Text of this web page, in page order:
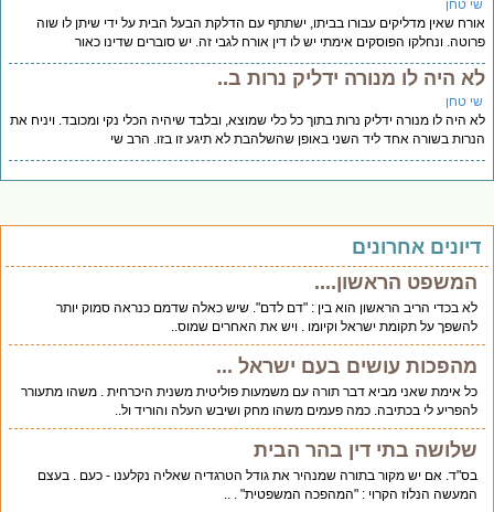
טחן
שאין מדליקים עבורו בביתו, ישתתף עם הדלקת הבעל הבית על ידי שיתן לו שוה
ונחלקו הפוסקים אימתי יש לו דין אורח לגבי זה. יש סוברים שדינו כאור
היה לו מנורה ידליק נרות ב..
טחן
היה לו מנורה ידליק נרות בתוך כל כלי שמוצא, ובלבד שיהיה הכלי נקי ומכובד. ויניח את
בשורה אחד ליד השני באופן שהשלהבת לא תיגע זו בזו. הרב שי
אחרונים
המשפט הראשון....
לא בכדי הריב הראשון הוא בין : "דם לדם". שיש כאלה שדמם כנראה סמוק יותר
להשפך על תקומת ישראל וקיומו . ויש את האחרים שמוס..
מהפכות עושים בעם ישראל ...
כל אימת שאני מביא דבר תורה עם משמעות פוליטית משנית היכרחית . משהו מתעורר
להפריע לי בכתיבה. כמה פעמים משהו מחק ושיבש העלה והוריד ול..
שלושה בתי דין בהר הבית
בס"ד. אם יש מקור בתורה שמנהיר את גודל הטרגדיה שאליה נקלענו - כעם . בעצם
המעשה הנלוז הקרוי : "המהפכה המשפטית" . ..